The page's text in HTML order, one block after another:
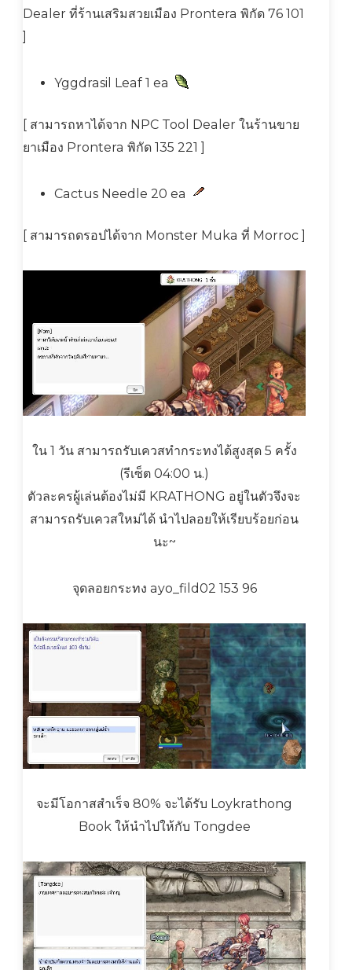
Dealer ที่ร้านเสริมสวยเมือง Prontera พิกัด 76 101
]
Yggdrasil Leaf 1 ea
[ สามารถหาได้จาก NPC Tool Dealer ในร้านขาย
ยาเมือง Prontera พิกัด 135 221 ]
Cactus Needle 20 ea
[ สามารถดรอปได้จาก Monster Muka ที่ Morroc ]
ใน 1 วัน สามารถรับเควสทำกระทงได้สูงสุด 5 ครั้ง
(รีเซ็ต 04:00 น.)
ตัวละครผู้เล่นต้องไม่มี KRATHONG อยู่ในตัวจึงจะ
สามารถรับเควสใหม่ได้ นำไปลอยให้เรียบร้อยก่อน
นะ~
จุดลอยกระทง ayo_fild02 153 96
จะมีโอกาสสำเร็จ 80% จะได้รับ Loykrathong
Book ให้นำไปให้กับ Tongdee